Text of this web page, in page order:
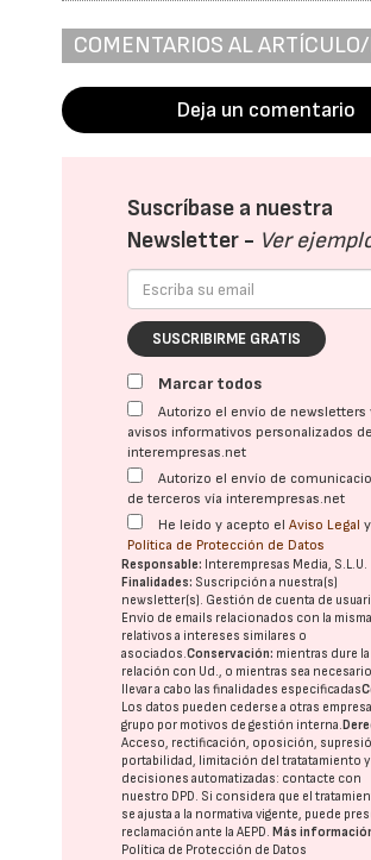
COMENTARIOS AL
Deja un comentario
Suscríbase a nuestra
Newsletter - Ver
SUSCRIBIRME GRATIS
Marcar todos
Autorizo el envío de newsletters
avisos informativos personalizados de
interempresas.net
Autorizo el envío de
de terceros vía interempresas.net
He leído y acepto elAviso Legal
Política de Protección de Datos
Responsable: Interempresas Media, S.L.U.
Finalidades: Suscripción a nuestra(s)
newsletter(s). Gestión de cuenta de
Envío de emails relacionados con la
relativos a intereses similares o
asociados.Conservación: mientras dure la
relación con Ud., o mientras sea necesario
llevar a cabo las finalidades especificadas
Los datos pueden cederse a otras
grupo por motivos de gestión interna.
Acceso, rectificación, oposición,
portabilidad, limitación del tratatamiento y
decisiones automatizadas: contacte con
nuestro DPD. Si considera que el
se ajusta a la normativa vigente, puede
reclamación ante laAEPD. Más
Política de Protección de Datos